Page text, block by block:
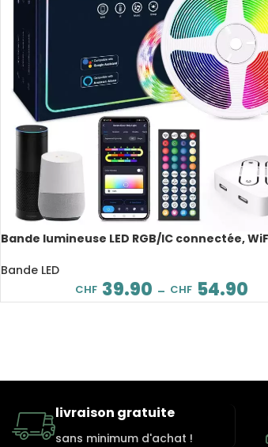
Bande lumineuse LED RGB/IC connectée,
Bande LED
CHF 39.90 – CHF 54.90
livraison gratuite
sans minimum d'achat !